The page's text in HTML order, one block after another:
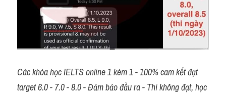
Các khóa học IELTS online 1 kèm 1 - 100% cam kết đạt
target 6.0 - 7.0 - 8.0 - Đảm bảo đầu ra - Thi không đạt, học